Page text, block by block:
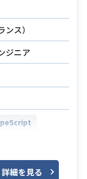
入における製
アーキテクチャ
の実装への落と
務
およびプロジ
伝えします。
PMO経験5年以
要件定義から
ス）
ジニア
ープ向けホワイ
詳細を見る